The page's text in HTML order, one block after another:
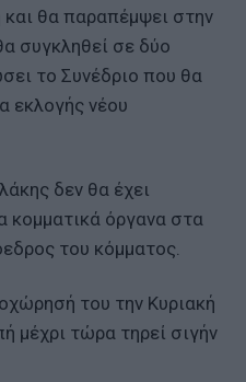
και θα παραπέμψει στην
συγκληθεί σε δύο
το Συνέδριο που θα
εκλογής νέου
δεν θα έχει
κομματικά όργανα στα
του κόμματος.
του την Κυριακή
μέχρι τώρα τηρεί σιγήν